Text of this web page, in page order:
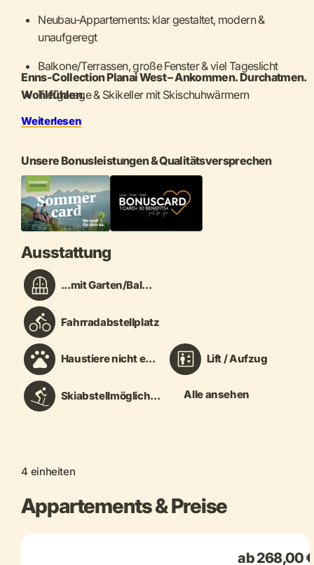
Neubau-Appartements: klar gestaltet, modern &
unaufgeregt
Balkone/Terrassen, große Fenster & viel Tageslicht
Tiefgarage & Skikeller mit Skischuhwärmern
Perfekt für Outdoor-Fans, Genießer & Familien
Enns-Collection Planai West – Ankommen. Durchatmen.
Wohlfühlen.
Weiterlesen
Unsere Bonusleistungen & Qualitätsversprechen
Ausstattung
...mit Garten/Bal...
Fahrradabstellplatz
Haustiere nicht e... Lift / Aufzug
Skiabstellmöglich... Alle ansehen
4 einheiten
Appartements & Preise
ab 268,00